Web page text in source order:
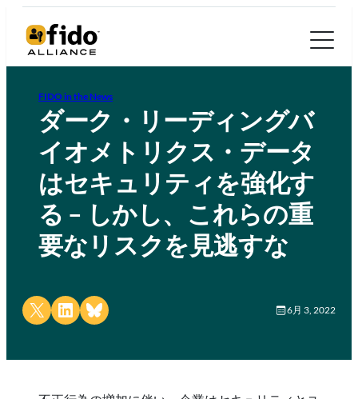
FIDO in the News
ダーク・リーディングバ
イオメトリクス・データ
はセキュリティを強化す
る – しかし、これらの重
要なリスクを見逃すな
Share on X Share on LinkedIn
Share on Bluesky 6月 3, 2022